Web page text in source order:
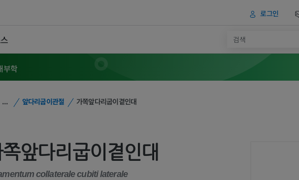
로그인
부학
... 앞다리굽이관절 가쪽앞다리굽이곁인대
앞다리굽이곁인대
collaterale cubiti laterale